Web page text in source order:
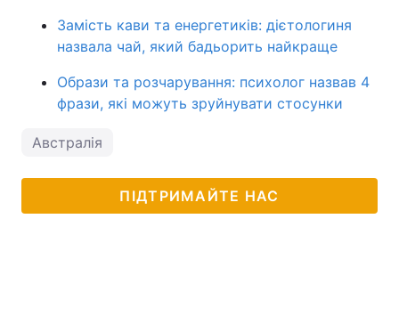
Замість кави та енергетиків: дієтологиня
назвала чай, який бадьорить найкраще
Образи та розчарування: психолог назвав 4
фрази, які можуть зруйнувати стосунки
Австралія
ПІДТРИМАЙТЕ НАС